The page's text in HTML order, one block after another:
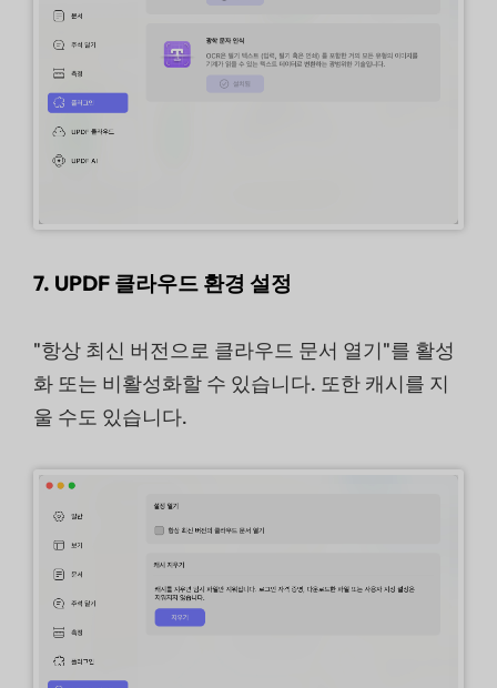
7. UPDF 클라우드 환경 설정
"항상 최신 버전으로 클라우드 문서 열기"를 활성
화 또는 비활성화할 수 있습니다. 또한 캐시를 지
울 수도 있습니다.